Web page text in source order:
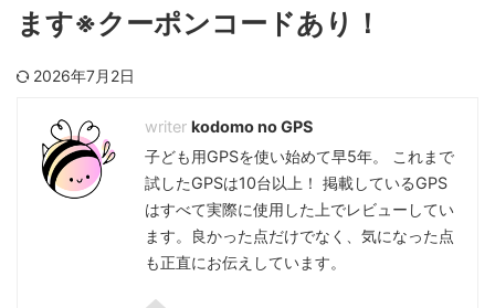
ます※クーポンコードあり！
2026年7月2日
kodomo no GPS
子ども用GPSを使い始めて早5年。 これまで
試したGPSは10台以上！ 掲載しているGPS
はすべて実際に使用した上でレビューしてい
ます。良かった点だけでなく、気になった点
も正直にお伝えしています。